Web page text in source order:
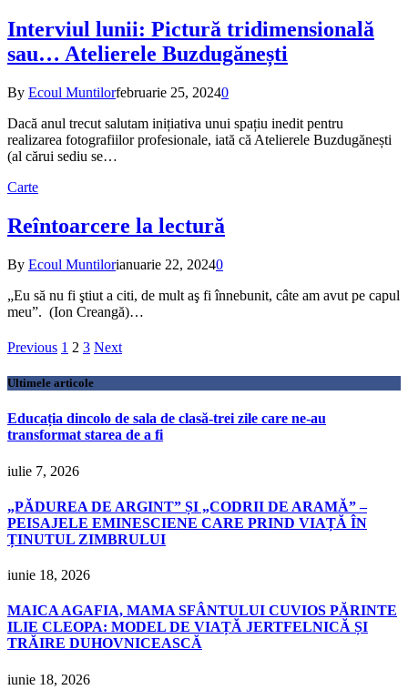
Interviul lunii: Pictură tridimensională
sau… Atelierele Buzdugănești
By Ecoul Muntilorfebruarie 25, 20240
Dacă anul trecut salutam inițiativa unui spațiu inedit pentru
realizarea fotografiilor profesionale, iată că Atelierele Buzdugănești
(al cărui sediu se…
Carte
Reîntoarcere la lectură
By Ecoul Muntilorianuarie 22, 20240
„Eu să nu fi ştiut a citi, de mult aş fi înnebunit, câte am avut pe capul
meu”. (Ion Creangă)…
Previous 1 2 3 Next
Ultimele articole
Educația dincolo de sala de clasă-trei zile care ne-au
transformat starea de a fi
iulie 7, 2026
„PĂDUREA DE ARGINT” ȘI „CODRII DE ARAMĂ” –
PEISAJELE EMINESCIENE CARE PRIND VIAȚĂ ÎN
ȚINUTUL ZIMBRULUI
iunie 18, 2026
MAICA AGAFIA, MAMA SFÂNTULUI CUVIOS PĂRINTE
ILIE CLEOPA: MODEL DE VIAȚĂ JERTFELNICĂ ȘI
TRĂIRE DUHOVNICEASCĂ
iunie 18, 2026